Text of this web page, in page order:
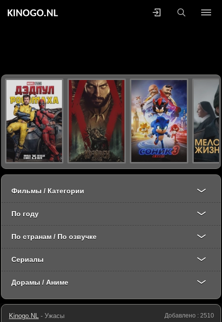
Добавлено : 2510
Kinogo.NL - Ужасы
Фильмы / Категории
По году
По странам / По озвучке
Сериалы
Дорамы / Аниме